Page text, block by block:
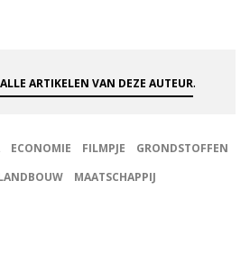
ALLE ARTIKELEN VAN DEZE AUTEUR.
ECONOMIE FILMPJE
GRONDSTOFFEN
MAATSCHAPPIJ